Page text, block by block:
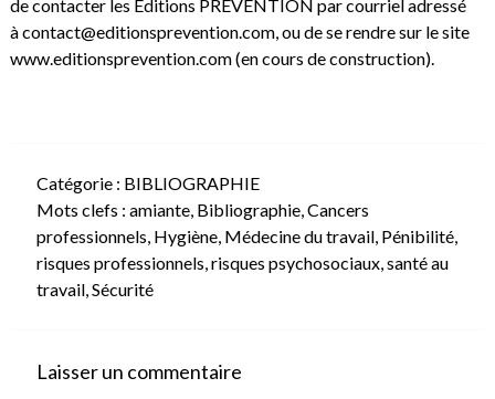
de contacter les Editions PREVENTION par courriel adressé
à contact@editionsprevention.com, ou de se rendre sur le site
www.editionsprevention.com(en cours de construction).
Catégorie : BIBLIOGRAPHIE
Mots clefs : amiante, Bibliographie, Cancers
professionnels Hygiène, Médecine du travail, Pénibilité,
risques professionnels risques psychosociaux, santé au
travail, Sécurité
Laisser un commentaire